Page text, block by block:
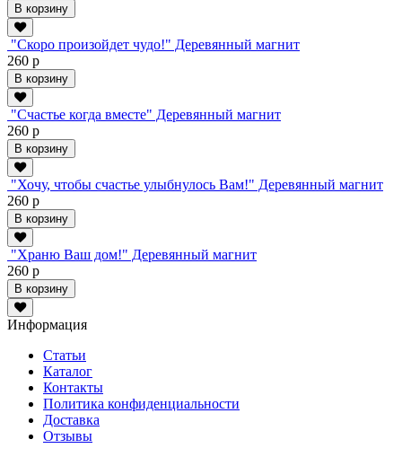
В корзину
"Скоро произойдет чудо!" Деревянный магнит
260 р
В корзину
"Счастье когда вместе" Деревянный магнит
260 р
В корзину
"Хочу, чтобы счастье улыбнулось Вам!" Деревянный магнит
260 р
В корзину
"Храню Ваш дом!" Деревянный магнит
260 р
В корзину
Информация
Статьи
Каталог
Контакты
Политика конфиденциальности
Доставка
Отзывы